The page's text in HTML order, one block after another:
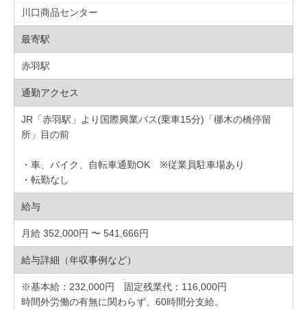
川口商品センター
最寄駅
赤羽駅
通勤アクセス
JR「赤羽駅」より国際興業バス(乗車15分)「梛木の橋停留
所」目の前
・車、バイク、自転車通勤OK ※従業員駐車場あり
・転勤なし
給与
月給 352,000円 〜 541,666円
給与詳細（年収事例など）
※基本給：232,000円 固定残業代：116,000円
時間外労働の有無に関わらず、60時間分支給。